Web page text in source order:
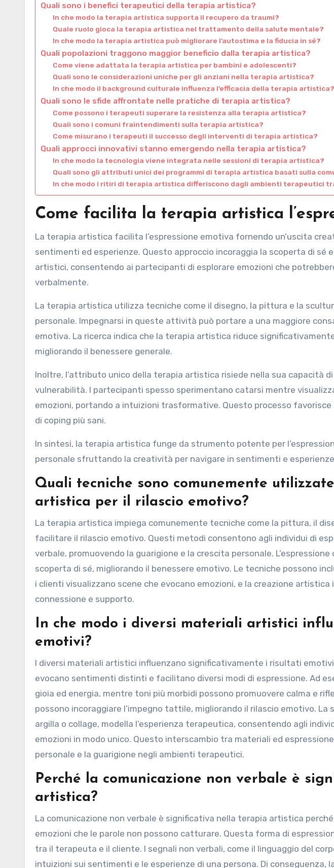
Quali sono i benefici terapeutici della terapia artistica?
In che modo la terapia artistica supporta il recupero da traumi?
Quale ruolo gioca la terapia artistica nel trattamento della salute mentale?
In che modo la terapia artistica può migliorare l’autostima e la fiducia in sé?
Quali popolazioni traggono maggior beneficio dalla terapia artistica?
Come viene adattata la terapia artistica per bambini e adolescenti?
Quali sono le considerazioni uniche per gli anziani nella terapia artistica?
In che modo il background culturale influenza l’efficacia della terapia artistica?
Quali sono le sfide affrontate nelle pratiche di terapia artistica?
Come possono i terapeuti superare la resistenza alla terapia artistica?
Quali sono i comuni fraintendimenti sulla terapia artistica?
Come misurano i terapeuti il successo degli interventi di terapia artistica?
Quali approcci innovativi stanno emergendo nella terapia artistica?
In che modo la tecnologia viene integrata nelle sessioni di terapia artistica?
Quali sono gli attributi unici dei programmi di terapia artistica basati sulla
In che modo i ritiri di terapia artistica differiscono dagli ambienti terapeutici
Come facilita la terapia artistica
La terapia artistica facilita l’espressione emotiva fornendo un’uscita
sentimenti ed esperienze. Questo approccio incoraggia la scoperta di sé
artistici, consentendo ai partecipanti di esplorare emozioni che
verbalmente.
La terapia artistica utilizza tecniche come il disegno, la pittura e la
personale. Impegnarsi in queste attività può portare a una maggiore
emotiva. La ricerca indica che la terapia artistica riduce
migliorando il benessere generale.
Inoltre, l’attributo unico della terapia artistica risiede nella sua capacità
vulnerabilità. I partecipanti spesso sperimentano catarsi mentre
emozioni, portando a intuizioni trasformative. Questo processo favorisce
di coping più sani.
In sintesi, la terapia artistica funge da strumento potente per
personale sfruttando la creatività per navigare in sentimenti e
Quali tecniche sono comunemente
artistica per il rilascio emotivo?
La terapia artistica impiega comunemente tecniche come la pittura, il
facilitare il rilascio emotivo. Questi metodi consentono agli individui di
verbale, promuovendo la guarigione e la crescita personale.
scoperta di sé, migliorando il benessere emotivo. Le tecniche possono
i clienti visualizzano scene che evocano emozioni, e la creazione
connessione e supporto.
In che modo i diversi materiali artistici
emotivi?
I diversi materiali artistici influenzano significativamente i risultati
evocano sentimenti distinti e facilitano diversi modi di espressione. Ad
gioia ed energia, mentre toni più morbidi possono promuovere calma e
possono incoraggiare l’impegno tattile, migliorando il rilascio emotivo. La
argilla o collage, modella l’esperienza terapeutica, consentendo agli
emozioni in modo unico. Questo interscambio tra materiali ed
personale e la guarigione negli ambienti terapeutici.
Perché la comunicazione non verbale è
artistica?
La comunicazione non verbale è significativa nella terapia artistica
emozioni che le parole non possono catturare. Questa forma di
tra il terapeuta e il cliente. I segnali non verbali, come il linguaggio del
intuizioni sui sentimenti e le esperienze di una persona. Di